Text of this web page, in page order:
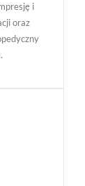
i
oraz